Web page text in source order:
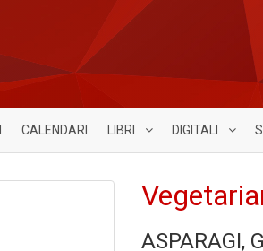
CALENDARI LIBRI DIGITALI
ASPARAGI,